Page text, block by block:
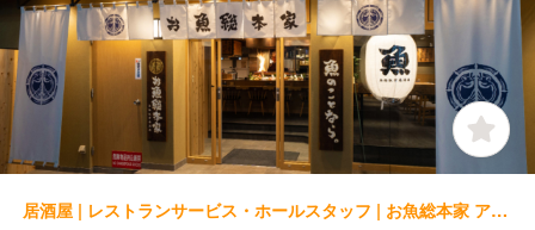
居酒屋 | レストランサービス・ホールスタッフ | お魚総本家 アスティ静岡店